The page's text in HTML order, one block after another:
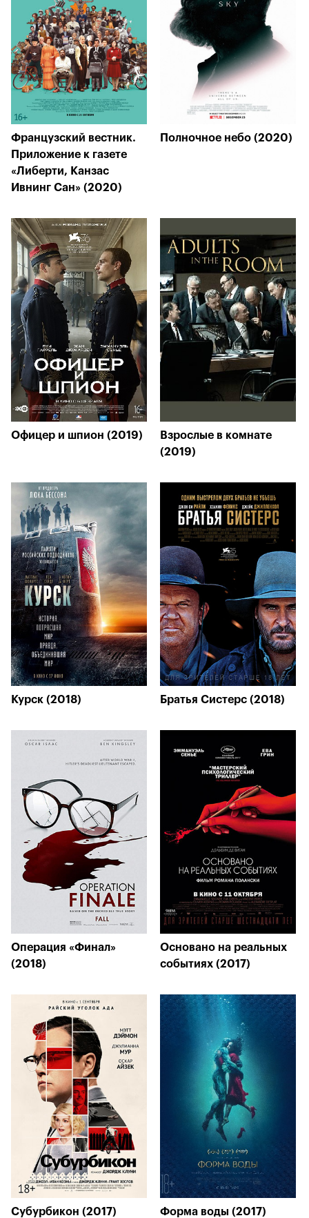
Французский вестник.
Приложение к газете
«Либерти, Канзас
Ивнинг Сан» (2020)
Полночное небо (2020)
Офицер и шпион (2019)
Взрослые в комнате
(2019)
Курск (2018) Братья Систерс (2018)
Операция «Финал»
(2018)
Основано на реальных
событиях (2017)
Субурбикон (2017) Форма воды (2017)